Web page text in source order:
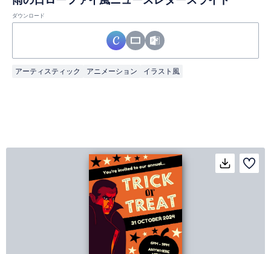
ダウンロード
アーティスティック アニメーション イラスト風